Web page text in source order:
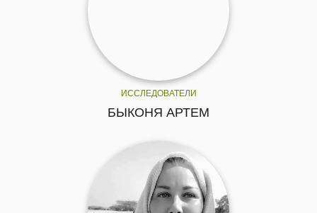
ИССЛЕДОВАТЕЛИ
БЫКОНЯ АРТЕМ